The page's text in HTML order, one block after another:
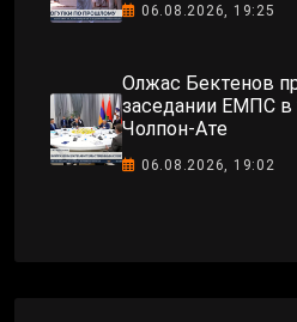
06.08.2026, 19:25
Олжас Бектенов
заседании ЕМПС
Чолпон-Ате
06.08.2026, 19:02